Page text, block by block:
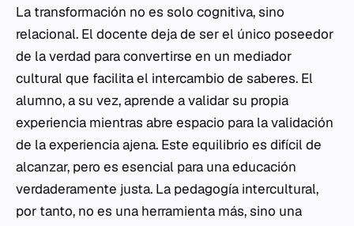
La transformación no es solo cognitiva, sino
relacional. El docente deja de ser el único poseedor
de la verdad para convertirse en un mediador
cultural que facilita el intercambio de saberes. El
alumno, a su vez, aprende a validar su propia
experiencia mientras abre espacio para la validación
de la experiencia ajena. Este equilibrio es difícil de
alcanzar, pero es esencial para una educación
verdaderamente justa. La pedagogía intercultural,
por tanto, no es una herramienta más, sino una